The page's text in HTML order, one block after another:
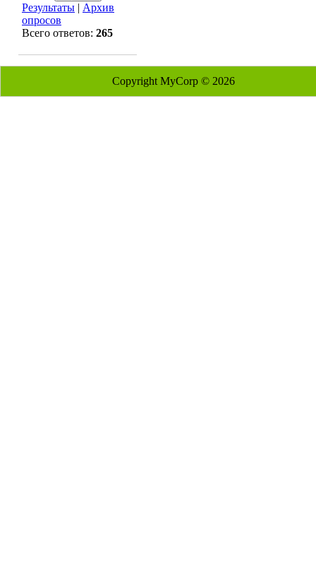
Результаты | Архив
опросов
Всего ответов: 265
Copyright MyCorp © 2026